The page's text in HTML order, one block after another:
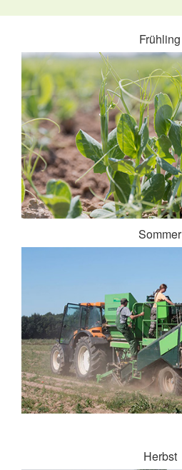
Frühling
Sommer
Herbst